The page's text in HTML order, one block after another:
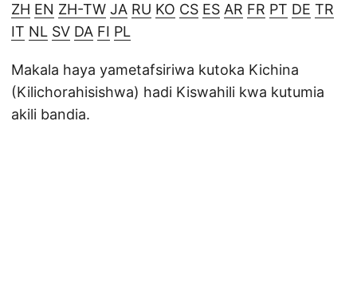
ZH EN ZH-TW JA RU KO CS ES AR FR PT DE TR
IT NL SV DA FI PL
Makala haya yametafsiriwa kutoka Kichina
(Kilichorahisishwa) hadi Kiswahili kwa kutumia
akili bandia.